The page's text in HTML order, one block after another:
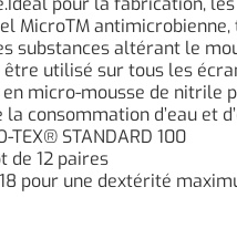
MicroTM
substances altérant le
être utilisé sur tous les
micro-mousse de nitrile
la consommation d’eau et
TEX® STANDARD 100
de 12 paires
pour une dextérité